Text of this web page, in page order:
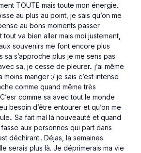
TOUTE mais toute mon énergie..
au plus au point, je sais qu’on me
au bons moments passer
tout va bien aller mais moi justement,
souvenirs me font encore plus
sa s’approche plus je me sens pas
sa, je cesse de pleurer.. j’ai même
moins manger :/ je sais c’est intense
comme quand même très
comme sa avec tout le monde
besoin d’être entourer et qu’on me
Sa fait mal là nouveauté et quand
aux personnes qui part dans
déchirant.. Déjas, la semaines
serais plus là. Je déprimerais ma vie